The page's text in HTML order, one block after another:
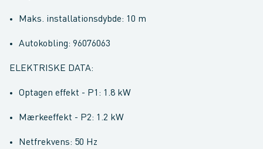
Maks. installationsdybde: 10 m
Autokobling: 96076063
ELEKTRISKE DATA:
Optagen effekt - P1: 1.8 kW
Mærkeeffekt - P2: 1.2 kW
Netfrekvens: 50 Hz